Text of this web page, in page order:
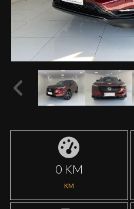
0 KM
KM